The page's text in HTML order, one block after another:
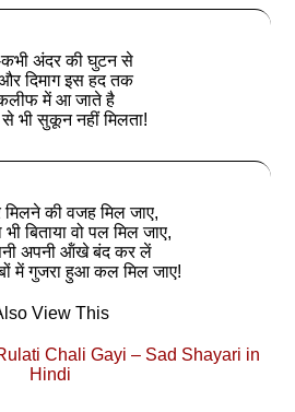
अंदर की घुटन से
दिमाग इस हद तक
में आ जाते है
से भी सुकून नहीं मिलता!
की वजह मिल जाए,
बिताया वो पल मिल जाए,
अपनी ऑंखे बंद कर लें
में गुजरा हुआ कल मिल जाए!
View This
Chali Gayi – Sad Shayari in
Hindi